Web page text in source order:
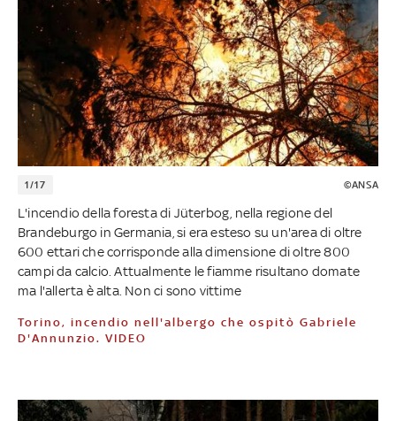
1/17 ©ANSA
L'incendio della foresta di Jüterbog, nella regione del
Brandeburgo in Germania, si era esteso su un'area di oltre
600 ettari che corrisponde alla dimensione di oltre 800
campi da calcio. Attualmente le fiamme risultano domate
ma l'allerta è alta. Non ci sono vittime
Torino, incendio nell'albergo che ospitò Gabriele
D'Annunzio. VIDEO